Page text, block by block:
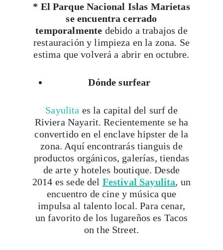
* El Parque Nacional Islas Marietas
se encuentra cerrado
temporalmente debido a trabajos de
restauración y limpieza en la zona. Se
estima que volverá a abrir en octubre.
Dónde surfear
Sayulita es la capital del surf de
Riviera Nayarit. Recientemente se ha
convertido en el enclave hipster de la
zona. Aquí encontrarás tianguis de
productos orgánicos, galerías, tiendas
de arte y hoteles boutique. Desde
2014 es sede del Festival Sayulita, un
encuentro de cine y música que
impulsa al talento local. Para cenar,
un favorito de los lugareños es Tacos
on the Street.
Viaja con Travesías, recibe cada semana
itinerarios, tips de insider y las guías más
Suscribirme